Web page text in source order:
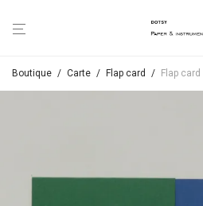
Boutique / Carte / Flap card / Flap card